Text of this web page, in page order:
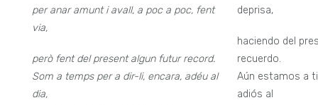
per anar amunt i avall, a poc a poc, fent
via,
però fent del present algun futur record.
Som a temps per a dir-li, encara, adéu al
dia,
deprisa,
haciendo del
recuerdo.
Aún estamos a
adiós al